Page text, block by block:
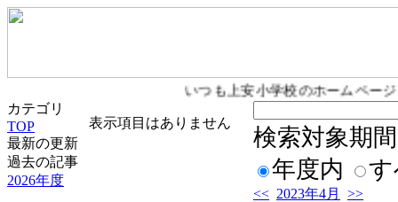
いつも上安小学校のホームペー
カテゴリ
TOP
最新の更新
過去の記事
2026年度
表示項目はありません
検索対象期間
年度内
<< 2023年4月
>>